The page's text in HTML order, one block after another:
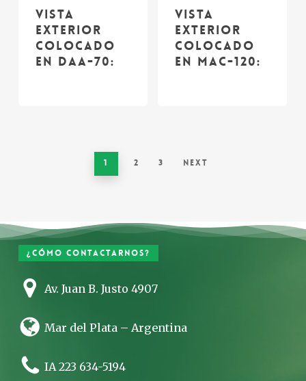
Vista
exterior
colocado
en DAA-70:
Vista
exterior
colocado
en MAC-120:
1 2 3 Next
¿Cómo contactarnos?
Av. Juan B. Justo 4907
Mar del Plata – Argentina
IA 223 634-5194